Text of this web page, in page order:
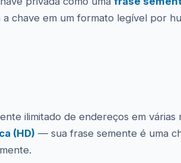
chave em um formato legível por
ilimitado de endereços em
(HD) — sua frase semente é uma